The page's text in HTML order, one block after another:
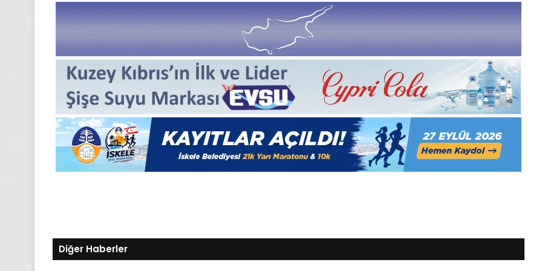
Diğer Haberler
24
Kasım
Gıynık
Medya
manşetleri
24 Kasım 2025
24 Kasım Pazartesi 2025, Gıynık
Medya manşetleri
1
Gıynık
manşetleri
1 Aralık 2025
1 Aralık Pazartesi 2025, Gıynık
Medya manşetleri